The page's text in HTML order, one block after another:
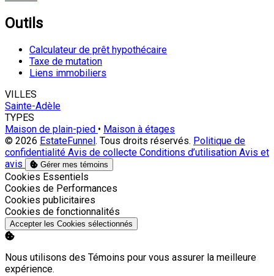
Outils
Calculateur de prêt hypothécaire
Taxe de mutation
Liens immobiliers
VILLES
Sainte-Adèle
TYPES
Maison de plain-pied • Maison à étages
© 2026 EstateFunnel. Tous droits réservés. Politique de
confidentialité Avis de collecte Conditions d’utilisation Avis et
avis
Gérer mes témoins
Activer
Cookies Essentiels
Activer
Cookies de Performances
Activer
Cookies publicitaires
Activer
Cookies de fonctionnalités
Accepter les Cookies sélectionnés
Nous utilisons des Témoins pour vous assurer la meilleure
expérience.